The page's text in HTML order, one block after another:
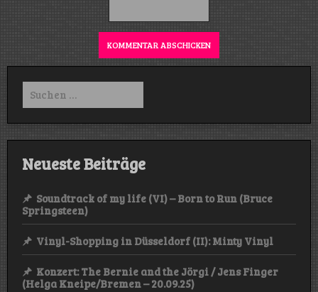
Suchen
nach:
Neueste Beiträge
Soundtrack of my life (VI) – Born to Run (Bruce
Springsteen)
Vinyl-Shopping in Düsseldorf (II): Minty Vinyl
Konzert: The Bernie and the Jörgi / Jens Finger
(Helga Kneipe/Bremen – 20.09.25)